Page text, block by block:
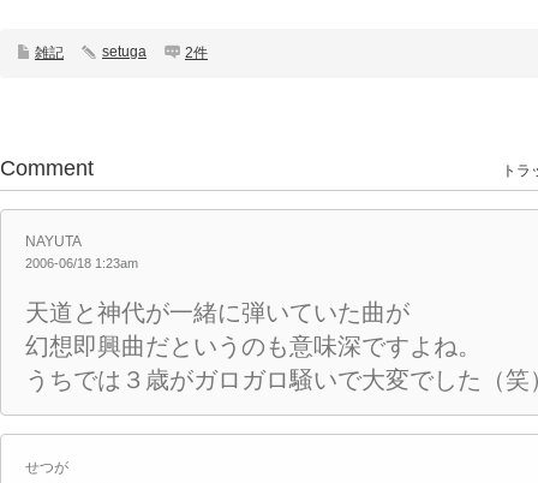
雑記 setuga 2件
Comment トラ
NAYUTA
2006-06/18 1:23am
天道と神代が一緒に弾いていた曲が
幻想即興曲だというのも意味深ですよね。
うちでは３歳がガロガロ騒いで大変でした（笑
せつが